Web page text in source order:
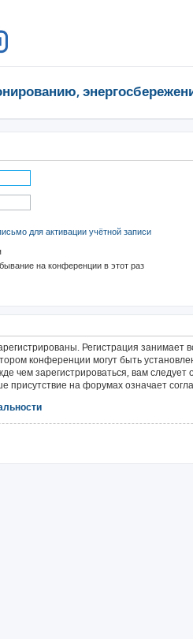
для активации учётной записи
на конференции в этот раз
Регистрация занимает
конференции могут быть
чем зарегистрироваться, вам следует
на форумах означает